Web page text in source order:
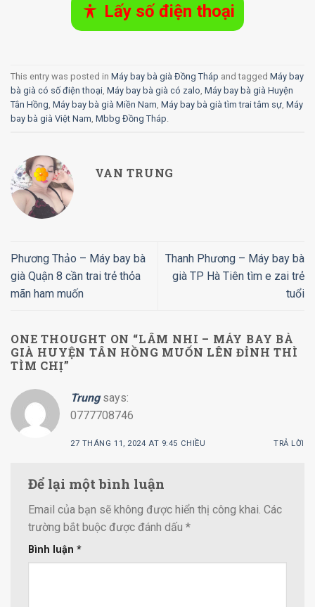
Lấy số điện thoại
This entry was posted in Máy bay bà già Đồng Tháp and tagged Máy bay
bà già có số điện thoại, Máy bay bà già có zalo, Máy bay bà già Huyện
Tân Hồng, Máy bay bà già Miền Nam, Máy bay bà già tìm trai tâm sự, Máy
bay bà già Việt Nam, Mbbg Đồng Tháp.
VAN TRUNG
Phương Thảo – Máy bay bà
già Quận 8 cần trai trẻ thỏa
mãn ham muốn
Thanh Phương – Máy bay bà
già TP Hà Tiên tìm e zai trẻ
tuổi
ONE THOUGHT ON “LÂM NHI – MÁY BAY BÀ
GIÀ HUYỆN TÂN HỒNG MUỐN LÊN ĐỈNH THÌ
TÌM CHỊ”
Trung says:
0777708746
27 THÁNG 11, 2024 AT 9:45 CHIỀU TRẢ LỜI
Để lại một bình luận
Email của bạn sẽ không được hiển thị công khai. Các
trường bắt buộc được đánh dấu *
Bình luận *